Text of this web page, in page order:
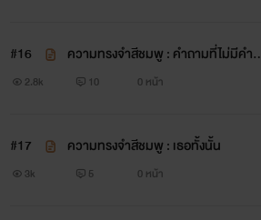
#16
ความทรงจำสีชมพู : คำถามที่ไม่มีคำต
อบ
2.8k 10 0 หน้า
#17 ความทรงจำสีชมพู : เธอทั้งนั้น
3k 5 0 หน้า